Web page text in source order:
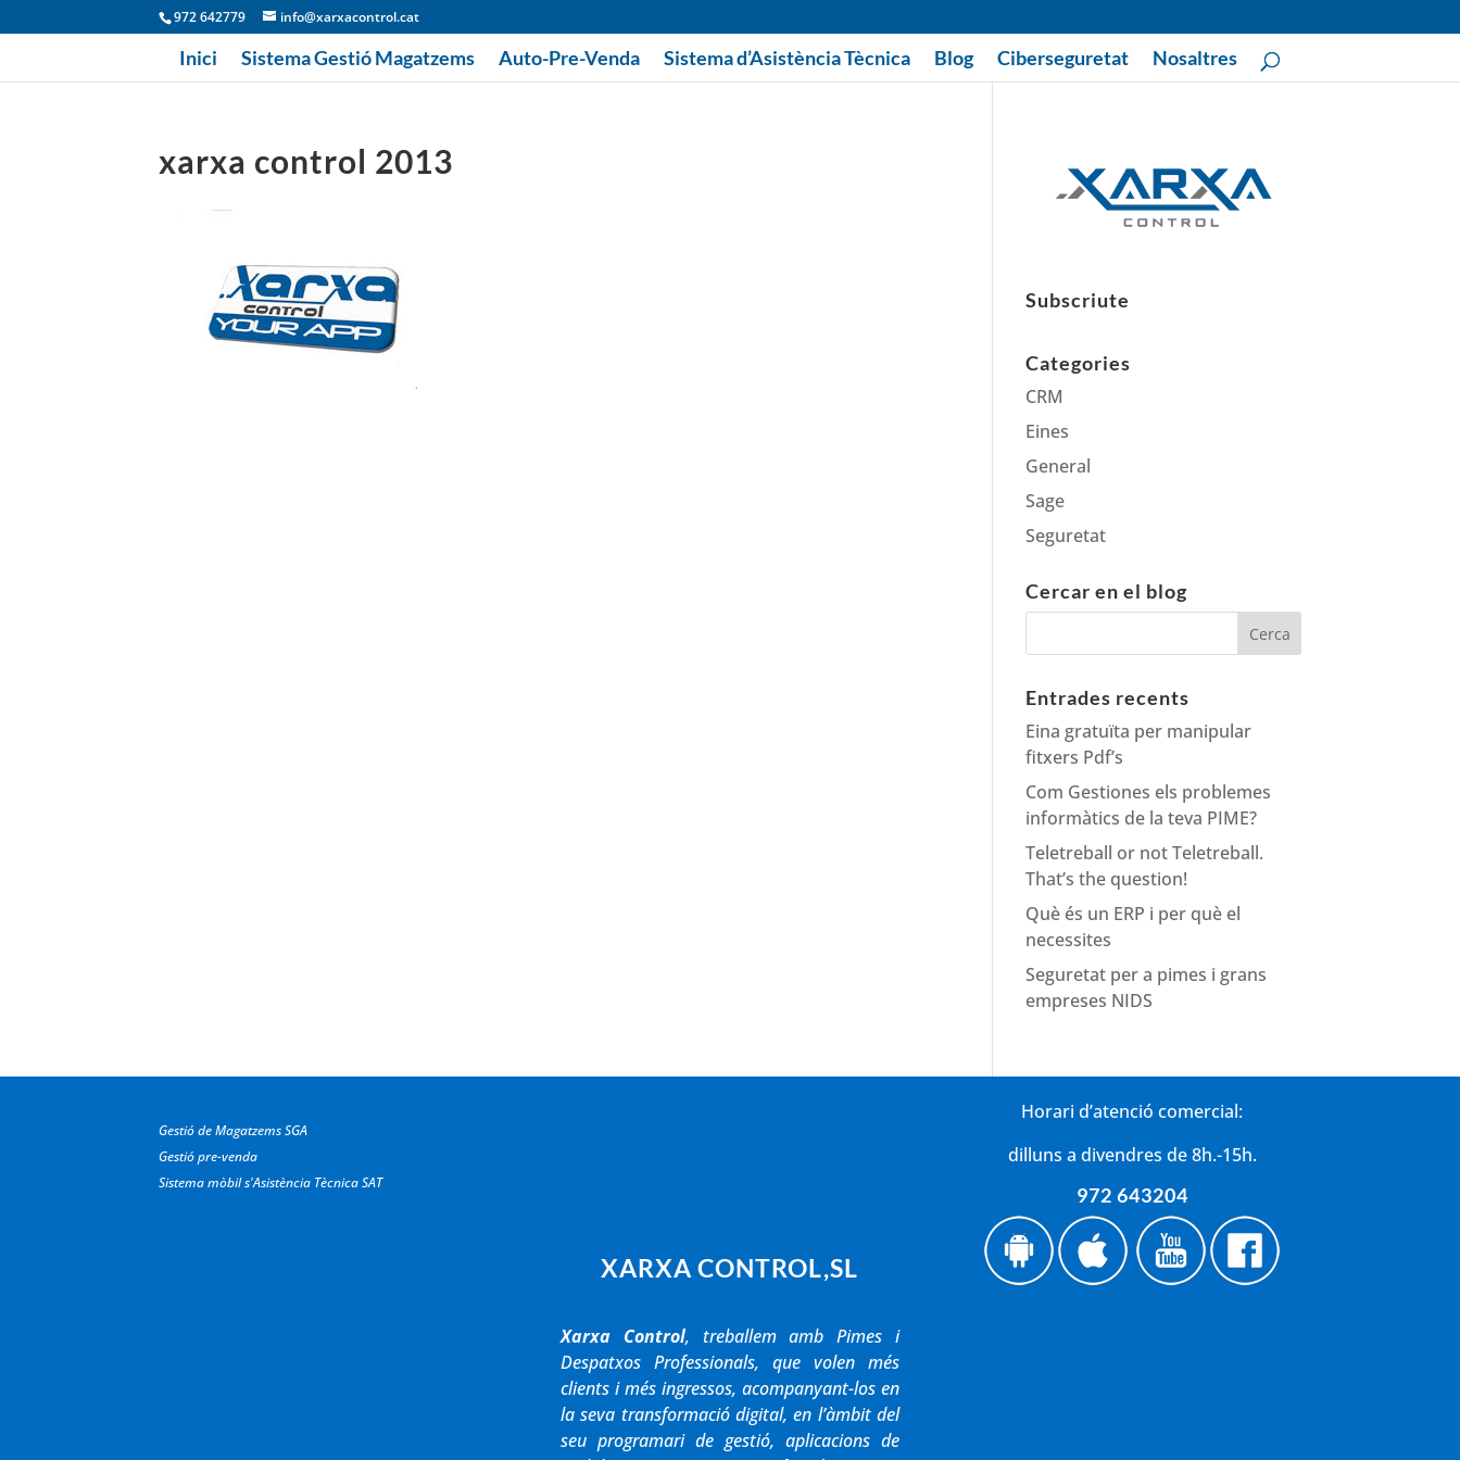
972 642779 info@xarxacontrol.cat
Inici Sistema Gestió Magatzems Auto-Pre-Venda Sistema d’Asistència Tècnica Blog Ciberseguretat Nosaltres
xarxa control 2013
Subscriute
Categories
CRM
Eines
General
Sage
Seguretat
Cercar en el blog
Entrades recents
Eina gratuïta per manipular
fitxers Pdf’s
Com Gestiones els problemes
informàtics de la teva PIME?
Teletreball or not Teletreball.
That’s the question!
Què és un ERP i per què el
necessites
Seguretat per a pimes i grans
empreses NIDS
Gestió de Magatzems SGA
Gestió pre-venda
Sistema mòbil s'Asistència Tècnica SAT
XARXA CONTROL,SL
Xarxa Control, treballem amb Pimes i
Despatxos Professionals, que volen més
clients i més ingressos, acompanyant-los en
la seva transformació digital, en l’àmbit del
seu programari de gestió, aplicacions de
Horari d’atenció comercial:
dilluns a divendres de 8h.-15h.
972 643204